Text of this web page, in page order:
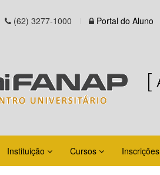
(62) 3277-1000 Portal do Aluno
Instituição Cursos Inscrições